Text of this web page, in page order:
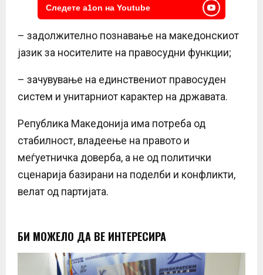
Следете a1on на Youtube
– задолжително познавање на македонскиот
јазик за носителите на правосудни функции;
– зачувување на единствениот правосуден
систем и унитарниот карактер на државата.
Република Македонија има потреба од
стабилност, владеење на правото и
меѓуетничка доверба, а не од политички
сценарија базирани на поделби и конфликти,
велат од партијата.
БИ МОЖЕЛО ДА ВЕ ИНТЕРЕСИРА